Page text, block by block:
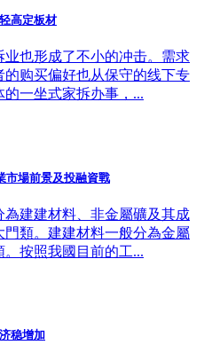
高定板材
也形成了不小的冲击。需求
购买偏好也从保守的线下专
一坐式家拆办事，...
市場前景及投融資戰
建建材料、非金屬礦及其成
類。建建材料一般分為金屬
按照我國目前的工...
稳增加